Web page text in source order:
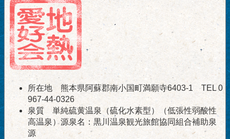
所在地 熊本県阿蘇郡南小国町満願寺6403-1 TEL 0
967-44-0326
泉質 単純硫黄温泉（硫化水素型）（低張性弱酸性
高温泉）源泉名：黒川温泉観光旅館協同組合補助泉
源